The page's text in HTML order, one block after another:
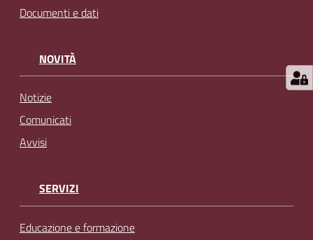
Documenti e dati
NOVITÀ
Notizie
Comunicati
Avvisi
SERVIZI
Educazione e formazione